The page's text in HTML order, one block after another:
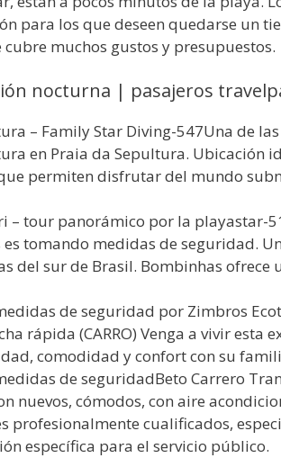
para los que deseen quedarse un
muchos gustos y presupuestos.
nocturna | pasajeros
– Family Star Diving-547Una de
en Praia da Sepultura. Ubicación
permiten disfrutar del mundo
– tour panorámico por la playastar-
tomando medidas de seguridad.
del sur de Brasil. Bombinhas ofrece
de seguridad por Zimbros
rápida (CARRO) Venga a vivir esta
comodidad y confort con su
de seguridadBeto Carrero
nuevos, cómodos, con aire
profesionalmente cualificados,
específica para el servicio público.